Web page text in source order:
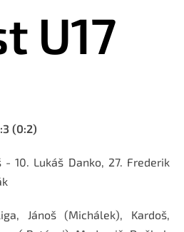
U17
(0:2)
- 10. Lukáš Danko, 27. Frederik
Jánoš (Michálek), Kardoš,